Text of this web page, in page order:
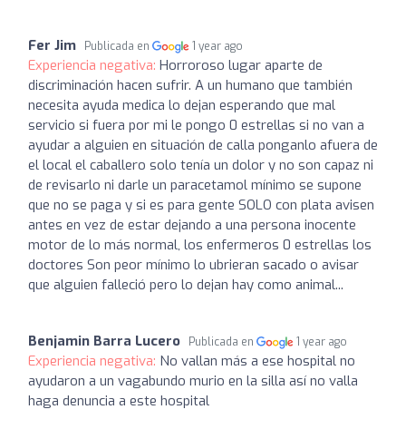
Fer Jim Publicada en 1 year ago
Experiencia negativa: Horroroso lugar aparte de
discriminación hacen sufrir. A un humano que también
necesita ayuda medica lo dejan esperando que mal
servicio si fuera por mi le pongo 0 estrellas si no van a
ayudar a alguien en situación de calla ponganlo afuera de
el local el caballero solo tenía un dolor y no son capaz ni
de revisarlo ni darle un paracetamol mínimo se supone
que no se paga y si es para gente SOLO con plata avisen
antes en vez de estar dejando a una persona inocente
motor de lo más normal, los enfermeros 0 estrellas los
doctores Son peor mínimo lo ubrieran sacado o avisar
que alguien falleció pero lo dejan hay como animal...
Benjamin Barra Lucero Publicada en 1 year ago
Experiencia negativa: No vallan más a ese hospital no
ayudaron a un vagabundo murio en la silla así no valla
haga denuncia a este hospital